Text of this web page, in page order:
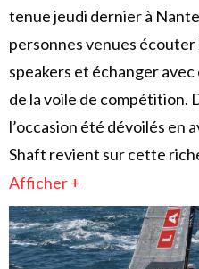
tenue jeudi dernier à
personnes venues
speakers et échanger
de la voile de compétition.
l’occasion été dévoilés en
Shaft revient sur cette
Afficher +